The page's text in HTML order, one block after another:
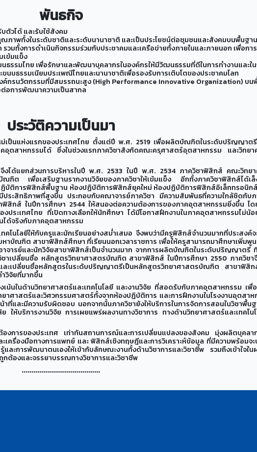
พันธกิจ
วได้ และรับใช้สังคม
าพทั้งในระดับชาติและระดับนานาชาติ และเป็นประโยชน์ต่อชุมชนและสังคมบนพื้น
มทั้งการดำเนินกิจกรรมร่วมกับประชาคมและเครือข่ายทั้งภายในและภายนอก เพื่อกา
เข้มแข็ง
รมไทย เพื่อรักษาและพัฒนาบุคลากรในองค์กรให้มีวัฒนธรรมที่ดีในการทำงานและใ
ธรรมเนียมประเพณีไทยและนานาชาติเพื่อรองรับการเติบโตของประชาคมโลก
กรนวัตกรรมที่มีสมรรถนะสูง (High Performance Innovative Organization) บ
อการพัฒนาความเป็นสากล
ประวัติความเป็นมา
นแห่งแรกของประเทศไทย ตั้งแต่ปี พ.ศ. 2519 เพื่อผลิตบัณฑิตในระดับปริญญาตรี
อุตสาหกรรมได้ ซึ่งในช่วงแรกภาควิชาสังกัดคณะครุศาสตร์อุตสาหกรรม และวิทย
งได้แยกส่วนการบริหารในปี พ.ศ. 2533 ในปี พ.ศ. 2534 ภาควิชาฟิสิกส์ คณะวิทย
ฑิต เพื่อเสริมฐานรากงานวิจัยของภาควิชาให้เข้มแข็ง อีกทั้งภาควิชาฟิสิกส์ได้เล็
บัติการฟิสิกส์พื้นฐาน ห้องปฏิบัติการฟิสิกส์ยุคใหม่ ห้องปฏิบัติการฟิสิกส์อิเล็กทรอนิก
ระสิทธิภาพที่สูงขึ้น ประกอบกับคณาจารย์ภาควิชา มีความสัมพันธที่ความใกล้ชิดกับ
กส์ ในปีการศึกษา 2544 ให้สนองต่อความต้องการของภาคอุตสาหกรรมยิ่งขึ้น โดย
ะเทศไทย ที่เปิดทางเลือกให้นักศึกษา ได้มีโอกาสฝึกงานในภาคอุตสาหกรรมไม่น้อ
ได้จริงกับภาคอุตสาหกรรม
โนโลยีให้กับครูและนักเรียนอย่างสม่ำเสมอ จึงพบว่ามีครูฟิสิกส์จำนวนมากที่ประสง
บัณฑิต สาขาฟิสิกส์ศึกษา ที่เรียนนอกเวลาราชการ เพื่อให้ครูสามารถมาศึกษาเพิ่มพู
ารย์และนักวิจัยสาขาฟิสิกส์เป็นจำนวนมาก จากการผลิตบัณฑิตในระดับปริญญาตรี
ชาเปลี่ยนชื่อ หลักสูตรวิทยาศาสตรบัณฑิต สาขาฟิสิกส์ ในปีการศึกษา 2550 ภาควิชา
และเปลี่ยนชื่อหลักสูตรในระดับปริญญาตรีเป็นหลักสูตรวิทยาศาสตรบัณฑิต สาขาฟิสิ
วิจัยที่มากขึ้น
น้นในด้านวิทยาศาสตร์และเทคโนโลยี และงานวิจัย ที่สอดรับกับภาคอุตสาหกรรม เ
ศาสตร์และวิศวกรรมศาสตร์ทั้งจากห้องปฏิบัติการ และการฝึกงานในโรงงานอุตสาห
และมีความรับผิดชอบ นอกจากนั้นภาควิชายังให้บริการในการจัดการสอนในวิชาพื้น
บริการงานวิจัย การเผยแพร่ผลงานทางวิชาการ ทางด้านวิทยาศาสตร์และเทคโน
ารของประเทศ เท่าทันสถานการณ์และการเปลี่ยนแปลงของสังคม มุ่งผลิตบุคล
องมือทางการแพทย์ และ ฟิสิกส์เชิงทฤษฎีและการวิเคราะห์ข้อมูล ที่มีความพร้อมจ
การพัฒนาตนเองให้เข้ากับลักษณะงานทั้งด้านวิชาการและวิชาชีพ รวมถึงเข้าใจใ
ต้องและจรรยาบรรณทางวิชาการและวิชาชีพ
........................................